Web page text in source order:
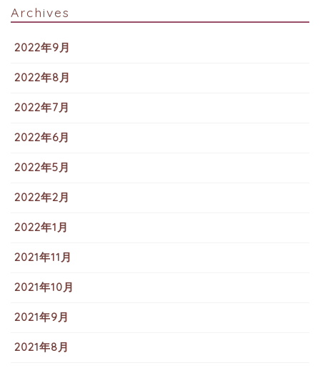
Archives
2022年9月
2022年8月
2022年7月
2022年6月
2022年5月
2022年2月
2022年1月
2021年11月
2021年10月
2021年9月
2021年8月